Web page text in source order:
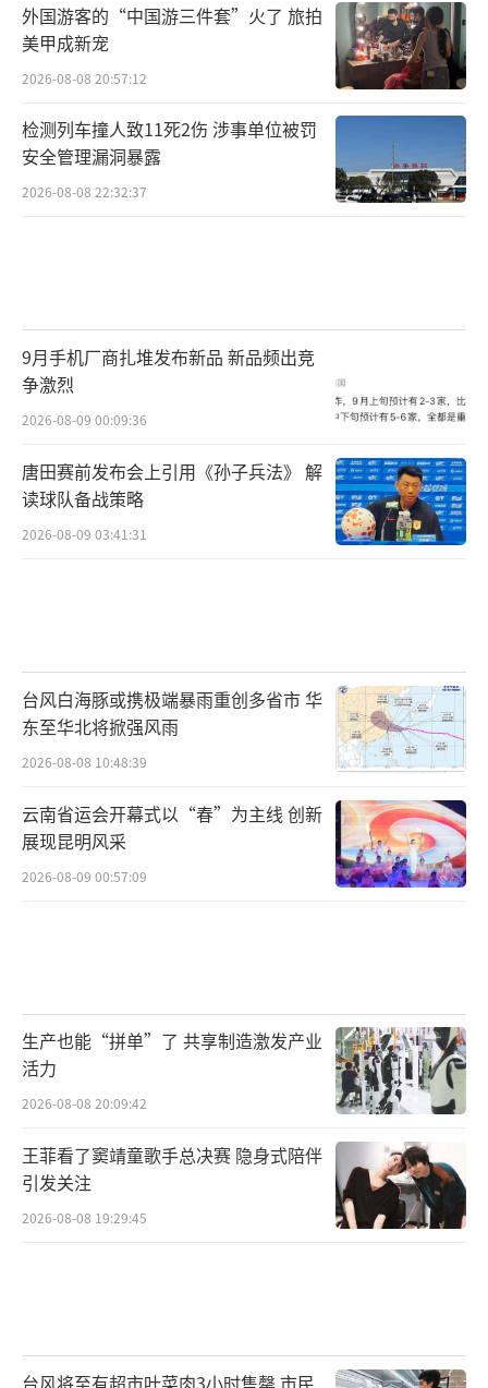
外国游客的“中国游三件套”火了 旅拍
美甲成新宠
2026-08-08 20:57:12
检测列车撞人致11死2伤 涉事单位被罚
安全管理漏洞暴露
2026-08-08 22:32:37
9月手机厂商扎堆发布新品 新品频出竞
争激烈
2026-08-09 00:09:36
唐田赛前发布会上引用《孙子兵法》 解
读球队备战策略
2026-08-09 03:41:31
台风白海豚或携极端暴雨重创多省市 华
东至华北将掀强风雨
2026-08-08 10:48:39
云南省运会开幕式以“春”为主线 创新
展现昆明风采
2026-08-09 00:57:09
生产也能“拼单”了 共享制造激发产业
活力
2026-08-08 20:09:42
王菲看了窦靖童歌手总决赛 隐身式陪伴
引发关注
2026-08-08 19:29:45
台风将至有超市叶菜肉3小时售罄 市民